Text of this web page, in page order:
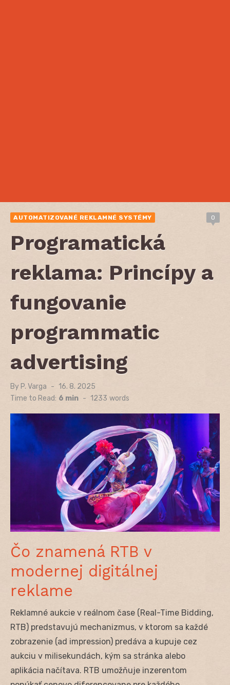
AUTOMATIZOVANÉ REKLAMNÉ SYSTÉMY 0
Programatická
reklama: Princípy a
fungovanie
programmatic
advertising
By P. Varga
Posted
on
16. 8. 2025
Time to Read: 6 min - 1233 words
Čo znamená RTB v
modernej digitálnej
reklame
Reklamné aukcie v reálnom čase (Real-Time Bidding,
RTB) predstavujú mechanizmus, v ktorom sa každé
zobrazenie (ad impression) predáva a kupuje cez
aukciu v milisekundách, kým sa stránka alebo
aplikácia načítava. RTB umožňuje inzerentom